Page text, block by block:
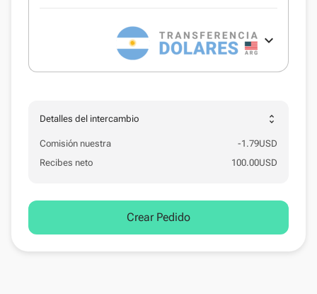
expand_more
Detalles del intercambio unfold_more
Comisión nuestra -1.79USD
Recibes neto
100.00USD
Crear Pedido